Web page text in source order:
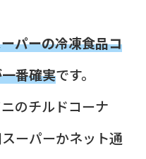
パーの冷凍食品コ
番確実です。
のチルドコーナ
ーパーかネット通